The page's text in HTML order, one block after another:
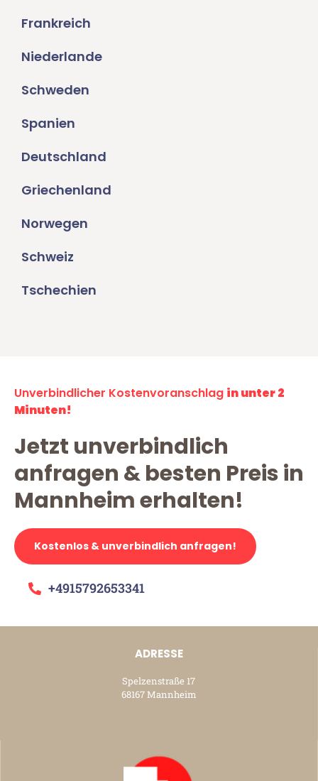
Frankreich
Niederlande
Schweden
Spanien
Deutschland
Griechenland
Norwegen
Schweiz
Tschechien
Unverbindlicher Kostenvoranschlag in unter 2
Minuten!
Jetzt unverbindlich
anfragen & besten Preis in
Mannheim erhalten!
Kostenlos & unverbindlich anfragen!
+4915792653341
ADRESSE
Spelzenstraße 17
68167 Mannheim